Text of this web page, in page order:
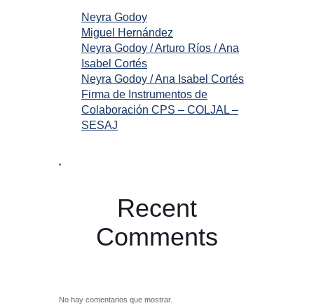
Neyra Godoy
Miguel Hernández
Neyra Godoy / Arturo Ríos / Ana
Isabel Cortés
Neyra Godoy / Ana Isabel Cortés
Firma de Instrumentos de
Colaboración CPS – COLJAL –
SESAJ
Recent
Comments
No hay comentarios que mostrar.